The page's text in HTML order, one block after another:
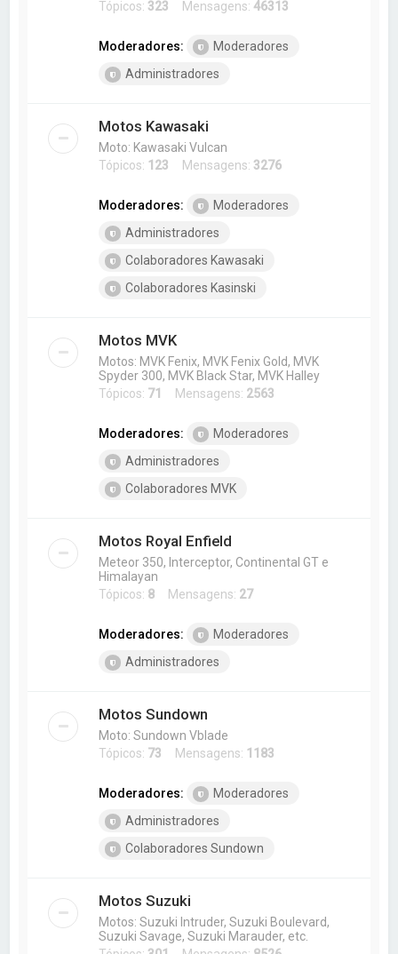
Tópicos: 323 Mensagens:46313
Moderadores:
Moderadores
Administradores
Motos Kawasaki
Moto: Kawasaki Vulcan
Tópicos: 123 Mensagens: 3276
Moderadores:
Moderadores
Administradores
Colaboradores Kawasaki
Colaboradores Kasinski
Motos MVK
Motos: MVK Fenix, MVK Fenix Gold, MVK
Spyder 300, MVK Black Star, MVK Halley
Tópicos: 71 Mensagens: 2563
Moderadores:
Moderadores
Administradores
Colaboradores MVK
Motos Royal Enfield
Meteor 350, Interceptor, Continental GT e
Himalayan
Tópicos: 8 Mensagens: 27
Moderadores:
Moderadores
Administradores
Motos Sundown
Moto: Sundown Vblade
Tópicos: 73 Mensagens: 1183
Moderadores:
Moderadores
Administradores
Colaboradores Sundown
Motos Suzuki
Motos: Suzuki Intruder, Suzuki Boulevard,
Suzuki Savage, Suzuki Marauder, etc.